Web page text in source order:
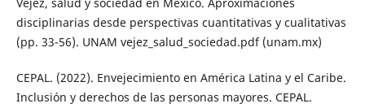
disciplinarias desde perspectivas cuantitativas y cualitativas
(pp. 33-56). UNAM vejez_salud_sociedad.pdf (unam.mx)
CEPAL. (2022). Envejecimiento en América Latina y el Caribe.
Inclusión y derechos de las personas mayores. CEPAL.